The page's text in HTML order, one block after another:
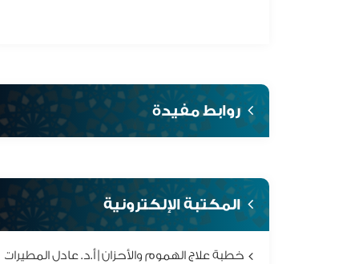
روابط مفيدة
المكتبة الإلكترونية
خطبة علاج الهموم والأحزان | أ.د. عادل المطيرات